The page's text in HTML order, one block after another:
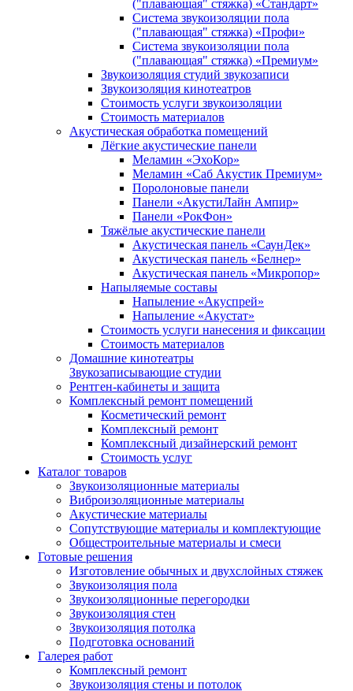
("плавающая" стяжка) «Стандарт»
Система звукоизоляции пола
("плавающая" стяжка) «Профи»
Система звукоизоляции пола
("плавающая" стяжка) «Премиум»
Звукоизоляция студий звукозаписи
Звукоизоляция кинотеатров
Стоимость услуги звукоизоляции
Стоимость материалов
Акустическая обработка помещений
Лёгкие акустические панели
Меламин «ЭхоКор»
Меламин «Саб Акустик Премиум»
Поролоновые панели
Панели «АкустиЛайн Ампир»
Панели «РокФон»
Тяжёлые акустические панели
Акустическая панель «СаунДек»
Акустическая панель «Белнер»
Акустическая панель «Микропор»
Напыляемые составы
Напыление «Акуспрей»
Напыление «Акустат»
Стоимость услуги нанесения и фиксации
Стоимость материалов
Домашние кинотеатры
Звукозаписывающие студии
Рентген-кабинеты и защита
Комплексный ремонт помещений
Косметический ремонт
Комплексный ремонт
Комплексный дизайнерский ремонт
Стоимость услуг
Каталог товаров
Звукоизоляционные материалы
Виброизоляционные материалы
Акустические материалы
Сопутствующие материалы и комплектующие
Общестроительные материалы и смеси
Готовые решения
Изготовление обычных и двухслойных стяжек
Звукоизоляция пола
Звукоизоляционные перегородки
Звукоизоляция стен
Звукоизоляция потолка
Подготовка оснований
Галерея работ
Комплексный ремонт
Звукоизоляция стены и потолок